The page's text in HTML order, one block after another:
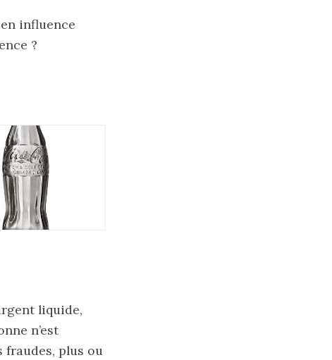
influence
?
liquide,
n’est
fraudes, plus ou